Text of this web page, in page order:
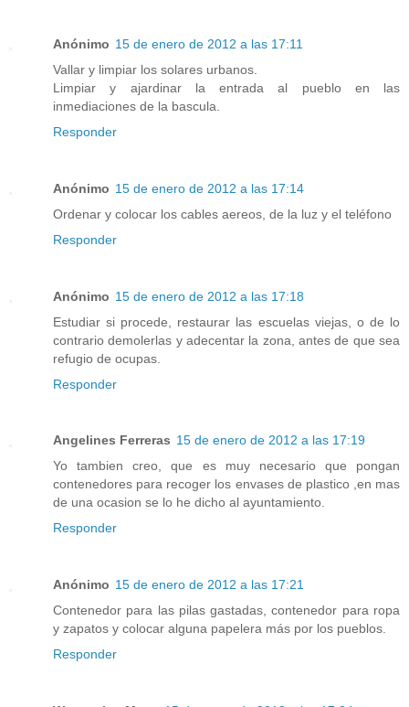
Anónimo 15 de enero de 2012 a las 17:11
Vallar y limpiar los solares urbanos.
Limpiar y ajardinar la entrada al pueblo en las
inmediaciones de la bascula.
Responder
Anónimo 15 de enero de 2012 a las 17:14
Ordenar y colocar los cables aereos, de la luz y el teléfono
Responder
Anónimo 15 de enero de 2012 a las 17:18
Estudiar si procede, restaurar las escuelas viejas, o de lo
contrario demolerlas y adecentar la zona, antes de que sea
refugio de ocupas.
Responder
Angelines Ferreras 15 de enero de 2012 a las 17:19
Yo tambien creo, que es muy necesario que pongan
contenedores para recoger los envases de plastico ,en mas
de una ocasion se lo he dicho al ayuntamiento.
Responder
Anónimo 15 de enero de 2012 a las 17:21
Contenedor para las pilas gastadas, contenedor para ropa
y zapatos y colocar alguna papelera más por los pueblos.
Responder